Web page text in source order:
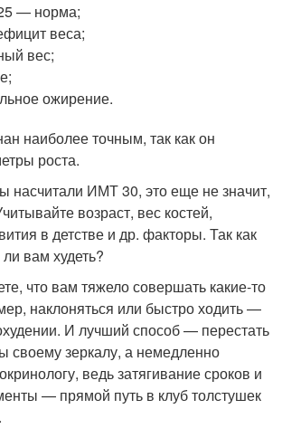
— норма;
веса;
вес;
ожирение.
наиболее точным, так как он
роста.
ИМТ 30, это еще не значит,
возраст, вес костей,
в детстве и др. факторы. Так как
вам худеть?
что вам тяжело совершать какие-то
наклоняться или быстро ходить —
И лучший способ — перестать
своему зеркалу, а немедленно
ведь затягивание сроков и
— прямой путь в клуб толстушек